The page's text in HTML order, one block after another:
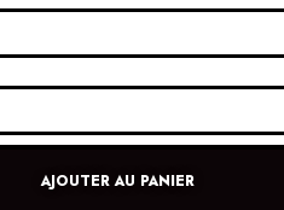
AJOUTER AU PANIER